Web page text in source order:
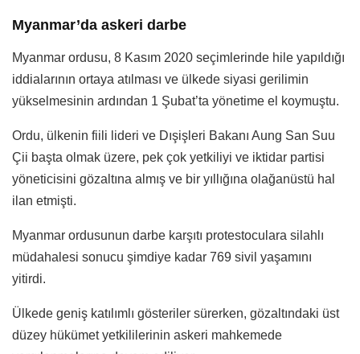
Myanmar’da askeri darbe
Myanmar ordusu, 8 Kasım 2020 seçimlerinde hile yapıldığı
iddialarının ortaya atılması ve ülkede siyasi gerilimin
yükselmesinin ardından 1 Şubat’ta yönetime el koymuştu.
Ordu, ülkenin fiili lideri ve Dışişleri Bakanı Aung San Suu
Çii başta olmak üzere, pek çok yetkiliyi ve iktidar partisi
yöneticisini gözaltına almış ve bir yıllığına olağanüstü hal
ilan etmişti.
Myanmar ordusunun darbe karşıtı protestoculara silahlı
müdahalesi sonucu şimdiye kadar 769 sivil yaşamını
yitirdi.
Ülkede geniş katılımlı gösteriler sürerken, gözaltındaki üst
düzey hükümet yetkililerinin askeri mahkemede